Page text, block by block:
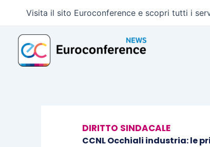
contenuto
Visita il sito Euroconference e scopri tutti i
DIRITTO SINDACALE
CCNL Occhiali industria: le